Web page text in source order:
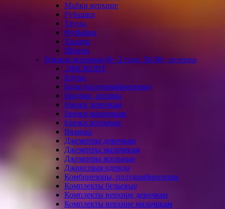
Майки верхние
Рубашки
Трусы
Фуфайки
Халаты
Шорты
Одежда ясельная (0+-2 года, 56-98), пеленки
.ДИСКОНТ
Блузы
Боди (полукомбинезоны)
Бриджи, лосины
Брюки девочкам
Брюки мальчикам
Брюки ясельные
Вязанка
Джемперы девочкам
Джемперы мальчикам
Джемперы ясельные
Джинсовая одежда
Комбинезоны, полукомбинезоны
Комплекты бельевые
Комплекты верхние девочкам
Комплекты верхние мальчикам